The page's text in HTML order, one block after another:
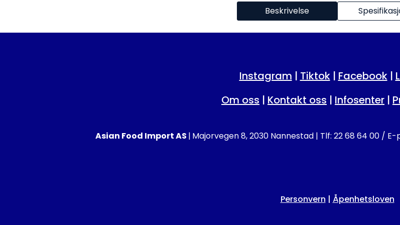
Beskrivelse
Instagram | Tiktok| Facebook|
Om oss | Kontakt oss | Infosenter |
Asian Food Import AS | Majorvegen 8, 2030 Nannestad | Tlf: 22 68 64 00 / E-
Personvern | Åpenhetsloven